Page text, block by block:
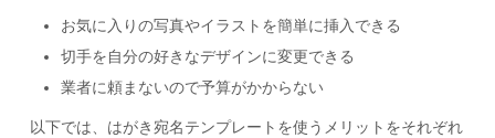
お気に入りの写真やイラストを簡単に挿入できる
切手を自分の好きなデザインに変更できる
業者に頼まないので予算がかからない
以下では、はがき宛名テンプレートを使うメリットをそれぞれ